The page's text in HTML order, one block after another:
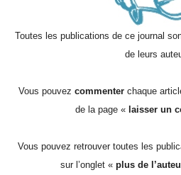
Toutes les publications de ce journal
de leurs
Vous pouvez commenterchaque
de la page « laisser un
Vous pouvez retrouver toutes les
sur l’onglet « plus de